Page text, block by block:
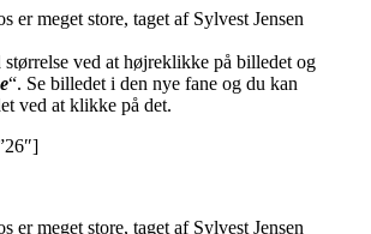
er meget store, taget af Sylvest Jensen
ved at højreklikke på billedet og
“. Se billedet i den nye fane og du kan
ved at klikke på det.
er meget store, taget af Sylvest Jensen